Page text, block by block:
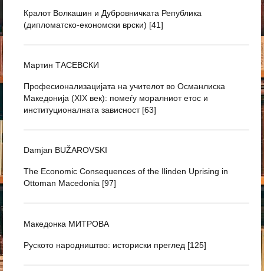
Кралот Волкашин и Дубровничката Република
(дипломатско-економски врски) [41]
Мартин ТАСЕВСКИ
Професионализацијата на учителот во Османлиска
Македонија (XIX век): помеѓу моралниот етос и
институционалната зависност [63]
Damjan BUŽAROVSKI
The Economic Consequences of the Ilinden Uprising in
Ottoman Macedonia [97]
Македонка МИТРОВА
Руското народништво: историски преглед [125]